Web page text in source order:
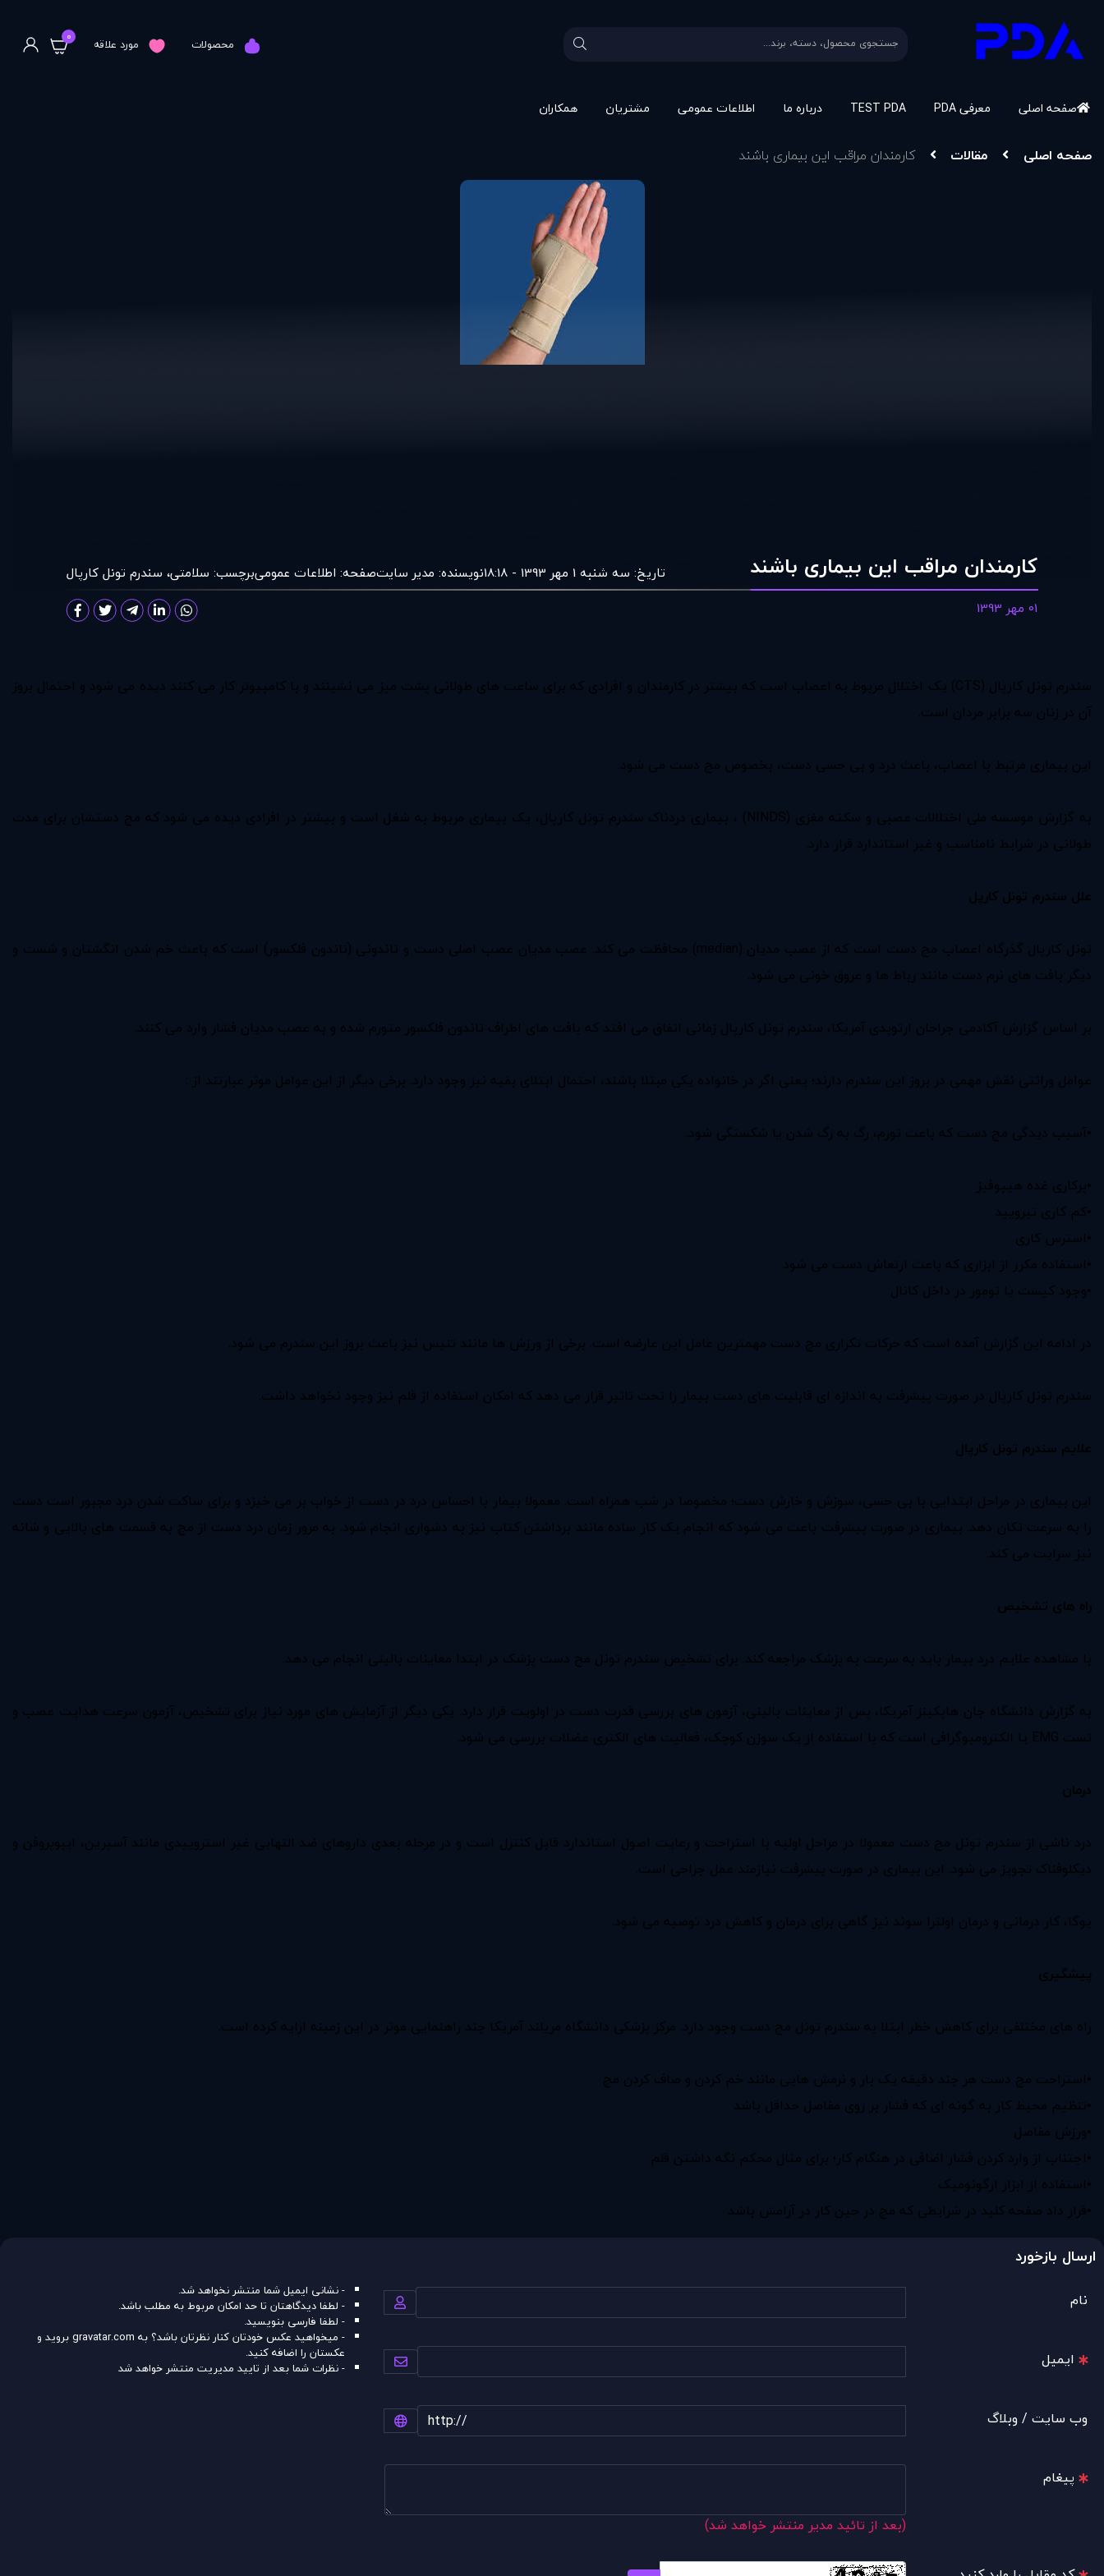
محصولات مورد علاقه 0
صفحه اصلی معرفی PDA TEST PDA درباره ما اطلاعات عمومی مشتريان همکاران
صفحه اصلی مقالات کارمندان مراقب این بیماری باشند
کارمندان مراقب این بیماری باشند تاریخ: سه شنبه 1 مهر 1393 - 18:18 نویسنده: مدير سايتصفحه: اطلاعات عمومیبرچسب: سلامتی، سندرم تونل کارپال
01 مهر 1393
سندرم تونل کارپال (CTS) یک اختلال مربوط به اعصاب است که بیشتر در کارمندان و افرادی که برای ساعت های طولانی پشت میز می نشینند و با کامپیوتر کار می کنند دیده می شود و احتمال بروز
آن در زنان سه برابر مردان است.
این بیماری مرتبط با اعصاب، باعث درد و بی حسی دست، بخصوص مچ دست می شود.
به گزارش موسسه ملی اختلالات عصبی و سکته مغزی (NINDS) ، بیماری دردناک سندرم تونل کارپال، یک بیماری مربوط به شغل است و بیشتر در افرادی دیده می شود که مچ دستشان برای مدت
طولانی در شرایط نامناسب و غیر استاندارد قرار دارد.
علل سندرم تونل کارپل
تونل کارپال گذرگاه اعصاب مچ دست است که از عصب مدیان (median) محافظت می کند. عصب مدیان عصب اصلی دست و تاندونی (تاندون فلکسور) است که باعث خم شدن انگشتان و شست و
دیگر بافت های نرم دست مانند رباط ها و عروق خونی می شود.
بر اساس گزارش آکادمی جراحان ارتوپدی آمریکا، سندرم تونل کارپال زمانی اتفاق می افتد که بافت های اطراف تاندون فلکسور متورم شده و به عصب مدیان فشار وارد می کنند.
عوامل وراثتی نقش مهمی در بروز این سندرم دارند؛ یعنی اگر در خانواده یکی مبتلا باشند، احتمال ابتلای بقیه نیز وجود دارد. برخی دیگر از این عوامل موثر عبارتند از :
•آسیب دیدگی مچ دست که باعث تورم، رگ به رگ شدن یا شکستگی شود.
•پرکاری غده هیپوفیز
•کم کاری تیرویید
•استرس کاری
•استفاده مکرر از ابزاری که باعث ارتعاش دست می شود
•وجود کیست یا تومور در داخل کانال
در ادامه این گزارش آمده است که حرکات تکراری مچ دست مهمترین عامل این عارضه است. برخی از ورزش ها مانند تنیس نیز باعث بروز این سندرم می شود.
سندرم تونل کارپال در صورت پیشرفت به اندازه ای قابلیت های دست بیمار را تحت تاثیر قرار می دهد که امکان استفاده از قلم نیز وجود نخواهد داشت.
علایم سندرم تونل کارپال
این بیماری در مراحل ابتدایی با بی حسی، سوزش و خارش دست؛ مخصوصا در شب همراه است. معمولا بیمار با احساس درد در دست از خواب بر می خیزد و برای ساکت شدن درد مجبور است دست
را به سرعت تکان دهد. بیماری در صورت پیشرفت باعث می شود که انجام یک کار ساده مانند برداشتن کتاب نیز به دشواری انجام شود. به مرور زمان درد دست از مچ به قسمت های بالایی و شانه
نیز سرایت می کند.
راه های تشخیص
با مشاهده علایم درد بیمار باید به سرعت به پزشک مراجعه کند. برای تشخیص سندرم تونل مچ دست پزشک در ابتدا معاینات بالینی انجام می دهد.
به گزارش دانشگاه جان هاپکینز آمریکا، پس از معاینات بالینی، آزمون های بررسی قدرت دست در اولویت قرار دارد. یکی دیگر از آزمایش های مورد نیاز برای تشخیص، آزمون سرعت هدایت عصب و
تست EMG یا الکترومیوگرافی است که با استفاده از یک سوزن کوچک، فعالیت های الکتری عضلات بررسی می شود.
درمان
درد ناشی از سندرم تونل مچ دست معمولا در مراحل اولیه با استراحت و رعایت اصول استاندارد قابل کنترل است و در مرحله بعدی داروهای ضد التهابی غیر استروییدی مانند آسپرین، ایبوپروفن و
دیکلوفناک تجویز می شود. این بیماری در صورت پیشرفت نیازمند عمل جراحی است.
یوگا، کار درمانی و درمان اولترا سوند نیز گاهی برای درمان و کاهش درد توصیه می شود.
پیشگیری
راه های مختلفی برای کاهش خطر ابتلا به سندرم تونل مچ دست وجود دارد. مرکز پزشکی دانشگاه مریلند آمریکا چند راهنمایی موثر در این زمینه ارایه کرده است.
•استراحت مچ دست هر چند دقیقه یک بار و نرمش هایی مانند خم کردن و صاف کردن مچ
•تنظیم محیط کار به گونه ای که فشار بر روی مفاصل حداقل باشد
•ورزش مفاصل
•اجتناب از وارد کردن فشار اضافی در هنگام کار؛ برای مثال محکم نگه داشتن قلم
•استفاده از ابزار ارگونومیک
•قرار داد صفحه کلید در شرایطی که مچ در حین کار در آرامش باشد
ارسال بازخورد
نام
ایمیل
وب سایت / وبلاگ
پیغام
(بعد از تائید مدیر منتشر خواهد شد)
- نشانی ایمیل شما منتشر نخواهد شد.
- لطفا دیدگاهتان تا حد امکان مربوط به مطلب باشد.
- لطفا فارسی بنویسید.
- میخواهید عکس خودتان کنار نظرتان باشد؟ به gravatar.comبروید و
عکستان را اضافه کنید.
- نظرات شما بعد از تایید مدیریت منتشر خواهد شد